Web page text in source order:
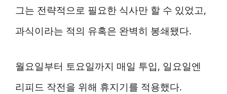
그는 전략적으로 필요한 식사만 할 수 있었고,
과식이라는 적의 유혹은 완벽히 봉쇄됐다.
월요일부터 토요일까지 매일 투입, 일요일엔
리피드 작전을 위해 휴지기를 적용했다.